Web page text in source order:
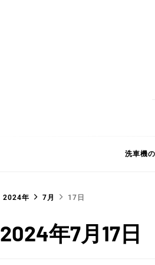
洗車機
2024年 7月 17日
2024年7月17日